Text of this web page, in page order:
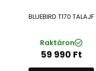
BLUEBIRD T170 TALAJF
Raktáron
59 990 Ft